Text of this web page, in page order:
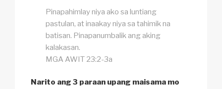
Pinapahimlay niya ako sa luntiang
pastulan, at inaakay niya sa tahimik na
batisan. Pinapanumbalik ang aking
kalakasan.
MGA AWIT 23:2-3a
Narito ang 3 paraan upang maisama mo